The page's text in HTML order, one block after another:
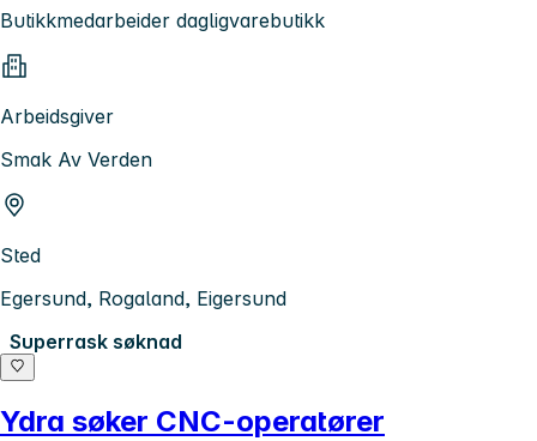
Butikkmedarbeider dagligvarebutikk
Arbeidsgiver
Smak Av Verden
Sted
Egersund, Rogaland, Eigersund
Superrask søknad
Ydra søker CNC-operatører